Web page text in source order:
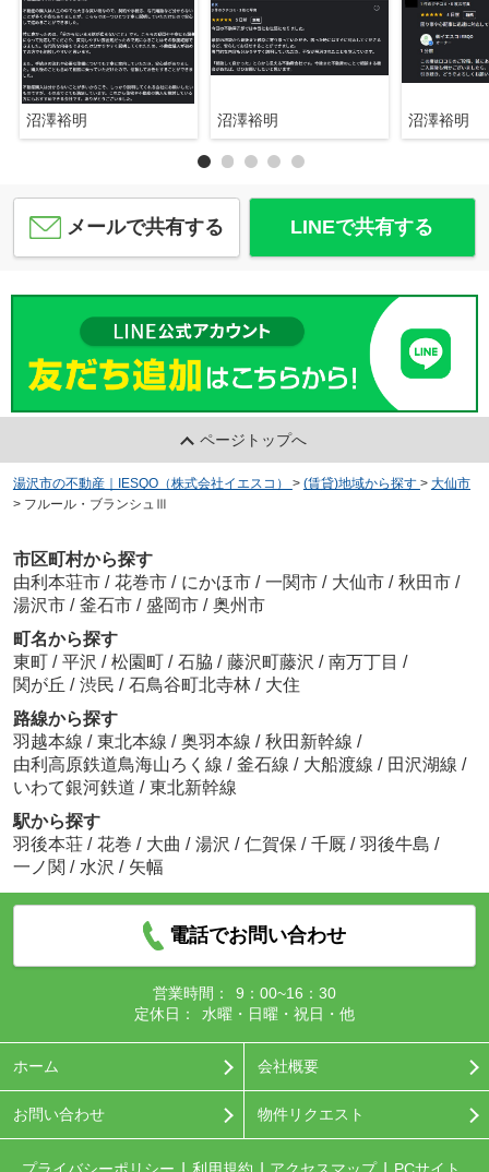
沼澤裕明 沼澤裕明 沼澤裕明
メールで共有する LINEで共有する
ページトップへ
湯沢市の不動産｜IESQO（株式会社イエスコ） > (賃貸)地域から探す > 大仙市
> フルール・ブランシュⅢ
市区町村から探す
由利本荘市 / 花巻市 / にかほ市 / 一関市 / 大仙市 / 秋田市 /
湯沢市 / 釜石市 / 盛岡市 / 奥州市
町名から探す
東町 / 平沢 / 松園町 / 石脇 / 藤沢町藤沢 / 南万丁目 /
関が丘 / 渋民 / 石鳥谷町北寺林 / 大住
路線から探す
羽越本線 / 東北本線 / 奥羽本線 / 秋田新幹線 /
由利高原鉄道鳥海山ろく線 / 釜石線 / 大船渡線 / 田沢湖線 /
いわて銀河鉄道 / 東北新幹線
駅から探す
羽後本荘 / 花巻 / 大曲 / 湯沢 / 仁賀保 / 千厩 / 羽後牛島 /
一ノ関 / 水沢 / 矢幅
電話でお問い合わせ
営業時間：
9：00~16：30
定休日：
水曜・日曜・祝日・他
ホーム 会社概要
お問い合わせ 物件リクエスト